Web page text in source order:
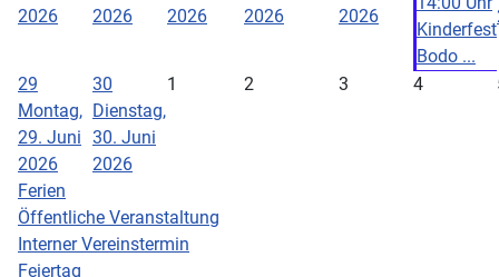
2026
2026
2026
2026
2026
Kinderfest
Bodo ...
29
Montag,
29. Juni
2026
30
Dienstag,
30. Juni
2026
1 2 3 4
Ferien
Öffentliche Veranstaltung
Interner Vereinstermin
Feiertag